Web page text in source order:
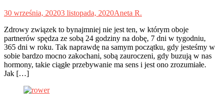
30 września, 20203 listopada, 2020Aneta R.
Zdrowy związek to bynajmniej nie jest ten, w którym oboje
partnerów spędza ze sobą 24 godziny na dobę, 7 dni w tygodniu,
365 dni w roku. Tak naprawdę na samym początku, gdy jesteśmy w
sobie bardzo mocno zakochani, sobą zauroczeni, gdy buzują w nas
hormony, takie ciągłe przebywanie ma sens i jest ono zrozumiałe.
Jak […]